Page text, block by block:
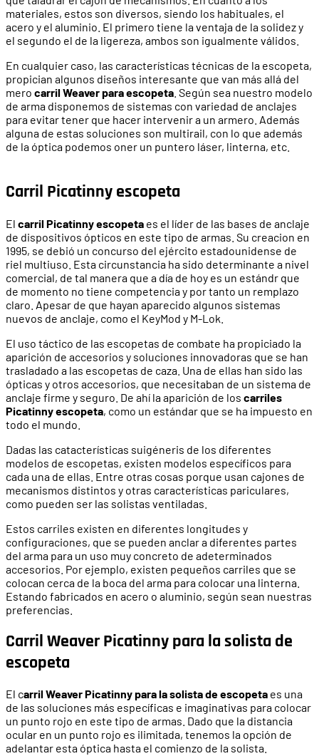
materiales, estos son diversos, siendo los habituales, el
acero y el aluminio. El primero tiene la ventaja de la solidez y
el segundo el de la ligereza, ambos son igualmente válidos.
En cualquier caso, las características técnicas de la escopeta,
propician algunos diseños interesante que van más allá del
mero carril Weaver para escopeta . Según sea nuestro modelo
de arma disponemos de sistemas con variedad de anclajes
para evitar tener que hacer intervenir a un armero. Además
alguna de estas soluciones son multirail, con lo que además
de la óptica podemos oner un puntero láser, linterna, etc.
Carril Picatinny escopeta
El carril Picatinny escopeta es el líder de las bases de anclaje
de dispositivos ópticos en este tipo de armas. Su creacion en
1995, se debió un concurso del ejército estadounidense de
riel multiuso. Esta circunstancia ha sido determinante a nivel
comercial, de tal manera que a día de hoy es un estándr que
de momento no tiene competencia y por tanto un remplazo
claro. Apesar de que hayan aparecido algunos sistemas
nuevos de anclaje, como el KeyMod y M-Lok.
El uso táctico de las escopetas de combate ha propiciado la
aparición de accesorios y soluciones innovadoras que se han
trasladado a las escopetas de caza. Una de ellas han sido las
ópticas y otros accesorios, que necesitaban de un sistema de
anclaje firme y seguro. De ahí la aparición de los carriles
Picatinny escopeta, como un estándar que se ha impuesto en
todo el mundo.
Dadas las catacterísticas suigéneris de los diferentes
modelos de escopetas, existen modelos específicos para
cada una de ellas. Entre otras cosas porque usan cajones de
mecanismos distintos y otras características pariculares,
como pueden ser las solistas ventiladas.
Estos carriles existen en diferentes longitudes y
configuraciones, que se pueden anclar a diferentes partes
del arma para un uso muy concreto de adeterminados
accesorios. Por ejemplo, existen pequeños carriles que se
colocan cerca de la boca del arma para colocar una linterna.
Estando fabricados en acero o aluminio, según sean nuestras
preferencias.
Carril Weaver Picatinny para la solista de
escopeta
El carril Weaver Picatinny para la solista de escopeta es una
de las soluciones más específicas e imaginativas para colocar
un punto rojo en este tipo de armas. Dado que la distancia
ocular en un punto rojo es ilimitada, tenemos la opción de
adelantar esta óptica hasta el comienzo de la solista.